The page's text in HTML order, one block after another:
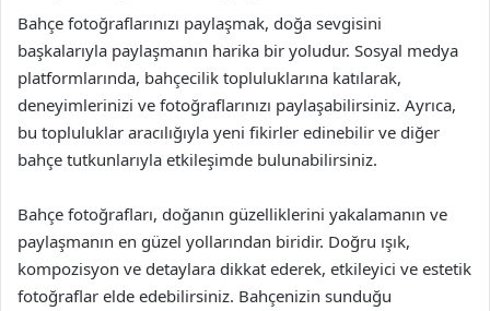
Bahçe fotoğraflarınızı paylaşmak, doğa sevgisini
başkalarıyla paylaşmanın harika bir yoludur. Sosyal medya
platformlarında, bahçecilik topluluklarına katılarak,
deneyimlerinizi ve fotoğraflarınızı paylaşabilirsiniz. Ayrıca,
bu topluluklar aracılığıyla yeni fikirler edinebilir ve diğer
bahçe tutkunlarıyla etkileşimde bulunabilirsiniz.
Bahçe fotoğrafları, doğanın güzelliklerini yakalamanın ve
paylaşmanın en güzel yollarından biridir. Doğru ışık,
kompozisyon ve detaylara dikkat ederek, etkileyici ve estetik
fotoğraflar elde edebilirsiniz. Bahçenizin sunduğu